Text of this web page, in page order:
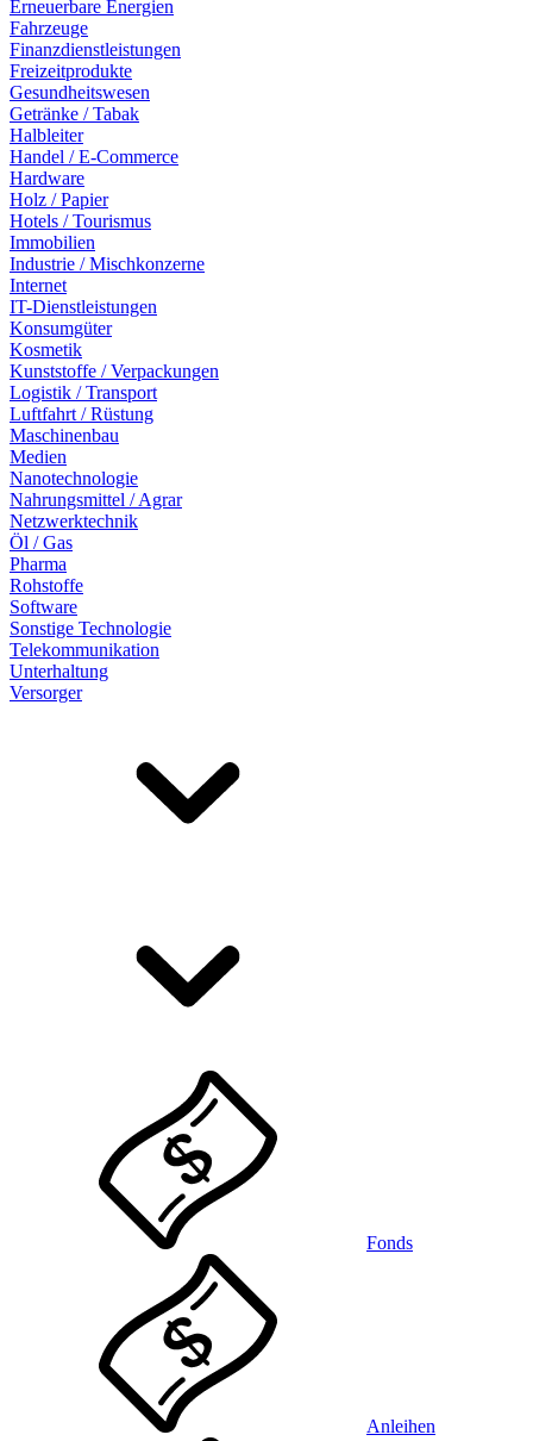
Erneuerbare Energien
Fahrzeuge
Finanzdienstleistungen
Freizeitprodukte
Gesundheitswesen
Getränke / Tabak
Halbleiter
Handel / E-Commerce
Hardware
Holz / Papier
Hotels / Tourismus
Immobilien
Industrie / Mischkonzerne
Internet
IT-Dienstleistungen
Konsumgüter
Kosmetik
Kunststoffe / Verpackungen
Logistik / Transport
Luftfahrt / Rüstung
Maschinenbau
Medien
Nanotechnologie
Nahrungsmittel / Agrar
Netzwerktechnik
Öl / Gas
Pharma
Rohstoffe
Software
Sonstige Technologie
Telekommunikation
Unterhaltung
Versorger
Fonds
Anleihen